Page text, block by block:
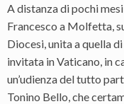
A distanza di pochi
Francesco a Molfetta,
Diocesi, unita a quella
invitata in Vaticano, in
un’udienza del tutto
Tonino Bello, che